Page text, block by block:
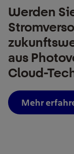
Werden
aus
Cloud-
Mehr